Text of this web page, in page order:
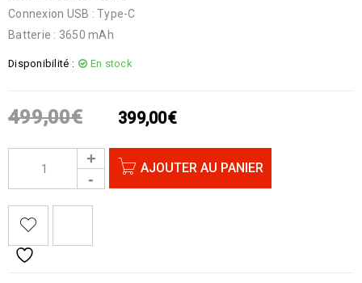
Connexion USB : Type-C
Batterie : 3650 mAh
Disponibilité : En stock
499,00€ 399,00€
AJOUTER AU PANIER